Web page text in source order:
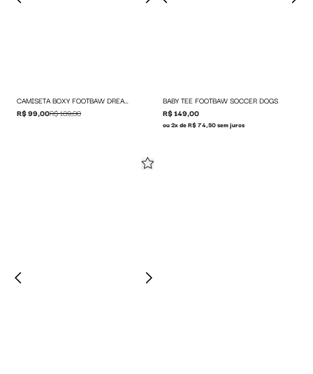
CAMISETA BOXY FOOTBAW DREAM TEAM
R$ 99,00R$ 189,00
BABY TEE FOOTBAW SOCCER DOGS
R$ 149,00
ou 2x de R$ 74,50 sem juros